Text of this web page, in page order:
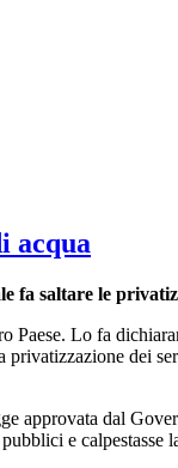
acqua
fa saltare le
Lo fa
dei
approvata dal
e calpestasse